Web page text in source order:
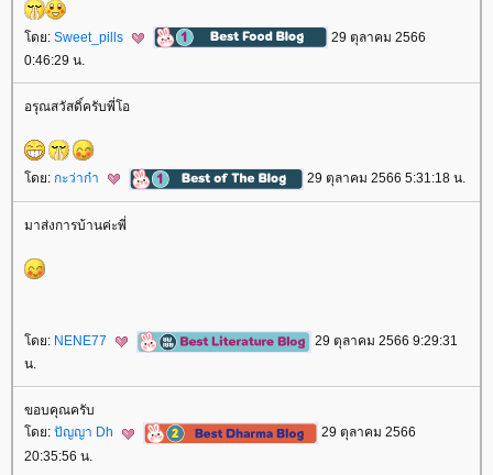
ดย: Sweet_pills
29 ตุลาคม 2566
0:46:29 น.
อรุณสวัสดิ์ครับพี่โอ
ดย: กะว่าก๋า 29 ตุลาคม 2566 5:31:18 น.
มาส่งการบ้านค่ะพี่
ดย: NENE77
29 ตุลาคม 2566 9:29:31
น.
ขอบคุณครับ
ดย: ปัญญา Dh
29 ตุลาคม 2566
20:35:56 น.